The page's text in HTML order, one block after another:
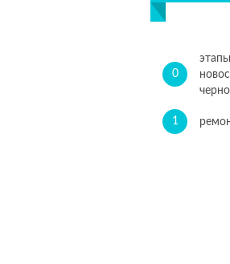
0
1